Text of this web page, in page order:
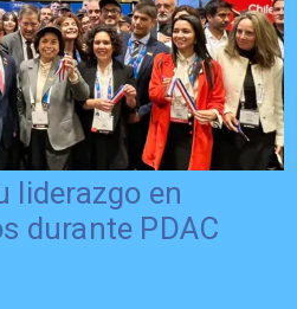
liderazgo en
durante PDAC